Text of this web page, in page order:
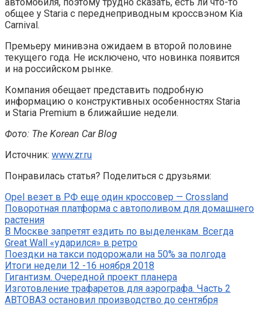
общее у Staria с переднеприводным кроссвэном Kia
Carnival.
Премьеру минивэна ожидаем в второй половине
текущего года. Не исключено, что новинка появится
и на российском рынке.
Компания обещает представить подробную
информацию о конструктивных особенностях Staria
и Staria Premium в ближайшие недели.
Фото: The Korean Car Blog
Источник: www.zr.ru
Понравилась статья? Поделиться с друзьями:
Opel везет в РФ еще один кроссовер — Crossland
Поворотная платформа с автополивом для домашнего
растения
В Москве запретят ездить по выделенкам. Всегда
Great Wall «ударился» в ретро
Поездки на такси подорожали на 50% за полгода
Итоги недели 12 -16 ноября 2018
Гигантизм. Очередной проект планера
Изготовление трафаретов для аэрографа. Часть 2
АВТОВАЗ остановил производство до сентября